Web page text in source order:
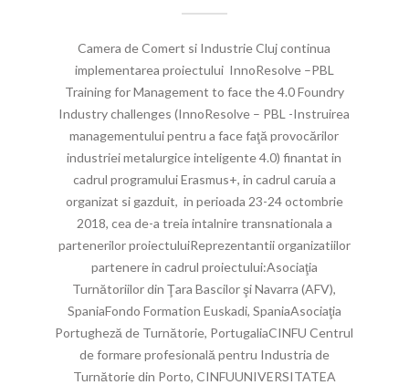
Camera de Comert si Industrie Cluj continua
implementarea proiectului InnoResolve –PBL
Training for Management to face the 4.0 Foundry
Industry challenges (InnoResolve – PBL -Instruirea
managementului pentru a face faţă provocărilor
industriei metalurgice inteligente 4.0) finantat in
cadrul programului Erasmus+, in cadrul caruia a
organizat si gazduit, in perioada 23-24 octombrie
2018, cea de-a treia intalnire transnationala a
partenerilor proiectuluiReprezentantii organizatiilor
partenere in cadrul proiectului:Asociaţia
Turnătoriilor din Ţara Bascilor şi Navarra (AFV),
SpaniaFondo Formation Euskadi, SpaniaAsociaţia
Portugheză de Turnătorie, PortugaliaCINFU Centrul
de formare profesională pentru Industria de
Turnătorie din Porto, CINFUUNIVERSITATEA